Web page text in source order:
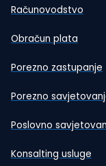
Računovodstvo
Obračun plata
Porezno zastupanje
Porezno
Poslovno
Konsalting usluge